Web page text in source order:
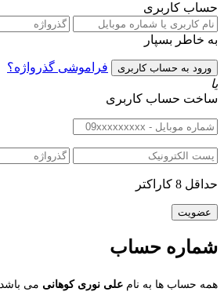
حساب کاربری
به خاطر بسپار
فراموشی گذرواژه؟
یا
ساخت حساب کاربری
حداقل 8 کاراکتر
شماره حساب
همه حساب ها به نام علی نوری کوهانی می باشد.